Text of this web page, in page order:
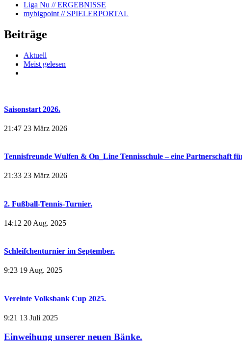
Liga Nu // ERGEBNISSE
mybigpoint// SPIELERPORTAL
Beiträge
Aktuell
Meist gelesen
Saisonstart 2026.
21:47 23 März 2026
Tennisfreunde Wulfen & On_Line Tennisschule – eine Partnerschaft
21:33 23 März 2026
2. Fußball-Tennis-Turnier.
14:12 20 Aug. 2025
Schleifchenturnier im September.
9:23 19 Aug. 2025
Vereinte Volksbank Cup 2025.
9:21 13 Juli 2025
Einweihung unserer neuen Bänke.